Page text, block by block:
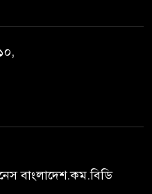
বাংলাদেশ.কম.বিডি